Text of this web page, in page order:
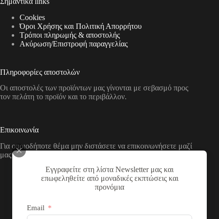
Εγγραφείτε στη λίστα Newsletter μας και
επωφεληθείτε από μοναδικές εκπτώσεις και
προνόμια
Email
Cookies
Όροι Χρήσης και Πολιτική Απορρήτου
Τρόποι πληρωμής & αποστολής
Aκύρωση/Επιστροφή παραγγελίας
Πληροφορίες αποστολών
Οι αποστολές των προϊόντων μας γίνονται με σεβασμό προς
τον πελάτη το προϊόν και το περιβάλλον.
Επικοινωνία
Για οποιοδήποτε θέμα μην διστάσετε να επικοινωνήσετε μαζί
μας με τους παρακάτω τρόπους
Διεύθυνση:
Νικολάου Χάσου 19, ΤΚ 53100, Φλώρινα,
Τηλέφωνο:
+30 2385 503290